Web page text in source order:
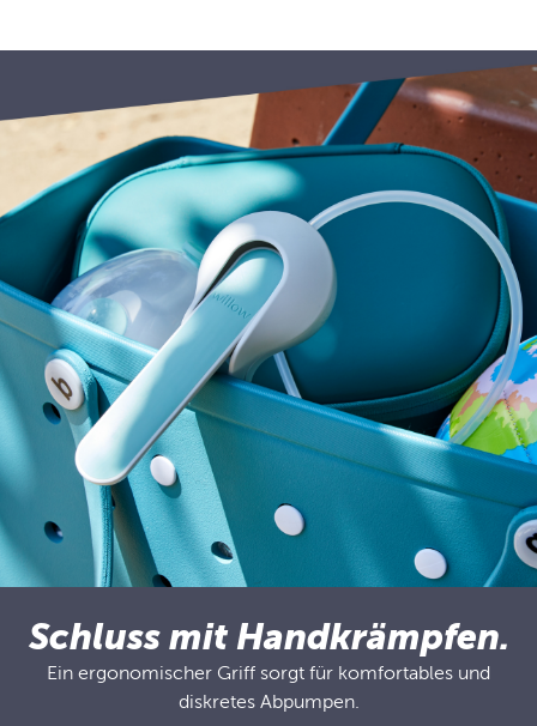
Schluss mit Handkrämpfen.
Ein ergonomischer Griff sorgt für komfortables und
diskretes Abpumpen.